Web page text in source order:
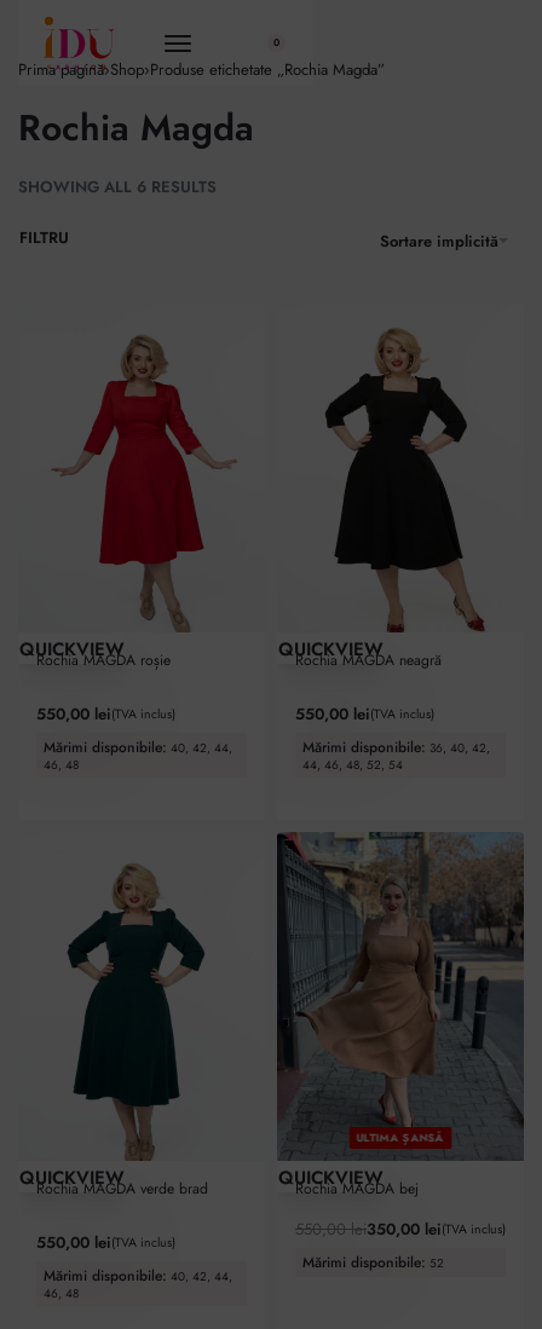
conținut
0
Prima pagină›Shop›Produse etichetate „Rochia Magda”
Rochia Magda
SHOWING ALL 6 RESULTS
Sortare implicită
FILTRU
QUICKVIEW
Rochia MAGDA roșie
Evaluat la 5.00din 5
550,00 lei(TVA inclus)
Mărimi disponibile: 40, 42, 44,
46, 48
QUICKVIEW
Rochia MAGDA neagră
Evaluat la 5.00din 5
550,00 lei(TVA inclus)
Mărimi disponibile: 36, 40, 42,
44, 46, 48, 52, 54
QUICKVIEW
Rochia MAGDA verde brad
Evaluat la 5.00din 5
550,00 lei(TVA inclus)
Mărimi disponibile: 40, 42, 44,
46, 48
ULTIMA ȘANSĂ
-36% OFF
QUICKVIEW
Rochia MAGDA bej
550,00lei350,00 lei(TVA inclus)
Mărimi disponibile: 52